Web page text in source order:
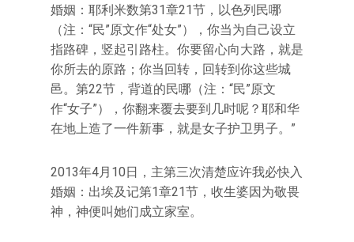
婚姻：耶利米数第31章21节，以色列民哪
（注：“民”原文作“处女”），你当为自己设立
指路碑，竖起引路柱。你要留心向大路，就是
你所去的原路；你当回转，回转到你这些城
邑。第22节，背道的民哪（注：“民”原文
作“女子”），你翻来覆去要到几时呢？耶和华
在地上造了一件新事，就是女子护卫男子。”
2013年4月10日，主第三次清楚应许我必快入
婚姻：出埃及记第1章21节，收生婆因为敬畏
神，神便叫她们成立家室。